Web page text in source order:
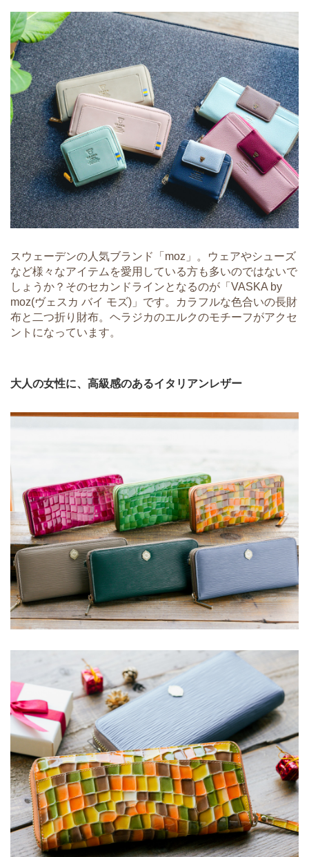
スウェーデンの人気ブランド「moz」。ウェアやシューズ
など様々なアイテムを愛用している方も多いのではないで
しょうか？そのセカンドラインとなるのが「VASKA by
moz(ヴェスカ バイ モズ)」です。カラフルな色合いの長財
布と二つ折り財布。ヘラジカのエルクのモチーフがアクセ
ントになっています。
大人の女性に、高級感のあるイタリアンレザー